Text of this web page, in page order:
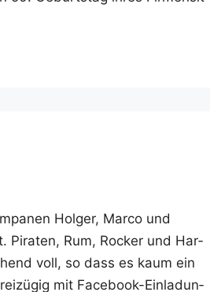
Hol­ger, Mar­co und
Pira­ten, Rum, Rocker und Har­
voll, so dass es kaum ein
mit Face­­book-Ein­la­­dun­­